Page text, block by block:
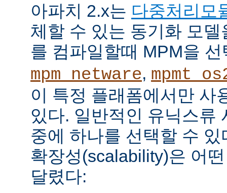
아파치 2.x는 다중처리모
체할 수 있는 동기화 모
를 컴파일할때 MPM을
mpm_netware,
이 특정 플래폼에서만 사
있다. 일반적인 유닉스류
중에 하나를 선택할 수
확장성(scalability)은 어
달렸다: